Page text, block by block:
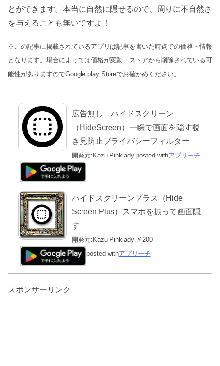
とができます。本当に自然に隠せるので、周りに不自然さ
を与えることも無いですよ！
※この記事に掲載されているアプリは記事を書いた時点での価格・情報
となります。場合によっては価格が変動・ストアから削除されている可
能性がありますのでGoogle play Storeでお確かめください。
広告無し ハイドスクリーン
（HideScreen）一瞬で画面を隠す覗
き見防止プライバシーフィルター
開発元: Kazu Pinklady posted withアプリーチ
ハイドスクリーンプラス（Hide
Screen Plus）スマホを振って画面隠
す
開発元:Kazu Pinklady ￥200
posted withアプリーチ
スポンサーリンク